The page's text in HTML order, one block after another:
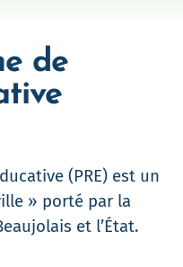
de
(PRE) est un
» porté par la
et l’État.